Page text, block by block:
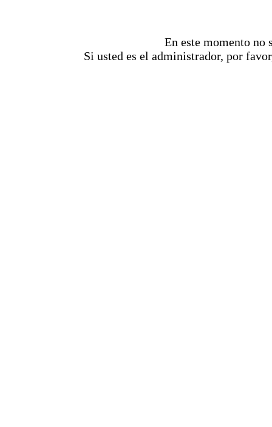
En este momento no
Si usted es el administrador, por